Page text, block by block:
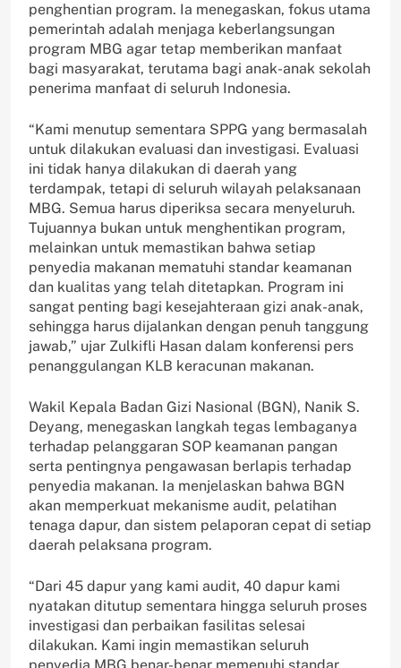
penghentian program. Ia menegaskan, fokus utama
pemerintah adalah menjaga keberlangsungan
program MBG agar tetap memberikan manfaat
bagi masyarakat, terutama bagi anak-anak sekolah
penerima manfaat di seluruh Indonesia.
“Kami menutup sementara SPPG yang bermasalah
untuk dilakukan evaluasi dan investigasi. Evaluasi
ini tidak hanya dilakukan di daerah yang
terdampak, tetapi di seluruh wilayah pelaksanaan
MBG. Semua harus diperiksa secara menyeluruh.
Tujuannya bukan untuk menghentikan program,
melainkan untuk memastikan bahwa setiap
penyedia makanan mematuhi standar keamanan
dan kualitas yang telah ditetapkan. Program ini
sangat penting bagi kesejahteraan gizi anak-anak,
sehingga harus dijalankan dengan penuh tanggung
jawab,” ujar Zulkifli Hasan dalam konferensi pers
penanggulangan KLB keracunan makanan.
Wakil Kepala Badan Gizi Nasional (BGN), Nanik S.
Deyang, menegaskan langkah tegas lembaganya
terhadap pelanggaran SOP keamanan pangan
serta pentingnya pengawasan berlapis terhadap
penyedia makanan. Ia menjelaskan bahwa BGN
akan memperkuat mekanisme audit, pelatihan
tenaga dapur, dan sistem pelaporan cepat di setiap
daerah pelaksana program.
“Dari 45 dapur yang kami audit, 40 dapur kami
nyatakan ditutup sementara hingga seluruh proses
investigasi dan perbaikan fasilitas selesai
dilakukan. Kami ingin memastikan seluruh